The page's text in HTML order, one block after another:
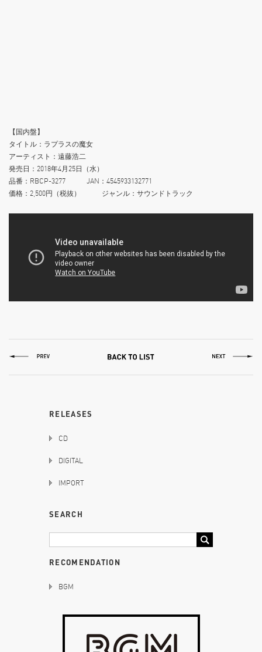
【国内盤】
タイトル：ラプラスの魔女
アーティスト：遠藤浩二
発売日：2018年4月25日（水）
品番：RBCP-3277 JAN：4545933132771
価格：2,500円（税抜） ジャンル：サウンドトラック
RELEASES
CD
DIGITAL
IMPORT
SEARCH
RECOMENDATION
BGM